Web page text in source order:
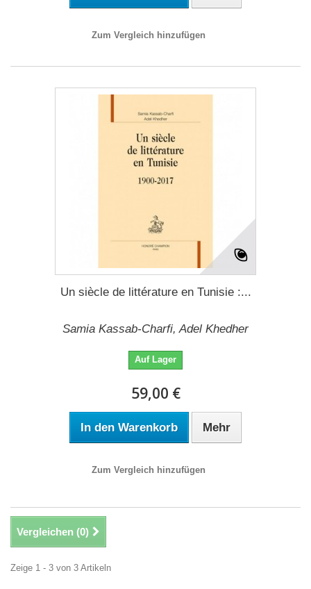
Zum Vergleich hinzufügen
Un siècle de littérature en Tunisie :...
Samia Kassab-Charfi, Adel Khedher
Auf Lager
59,00 €
In den Warenkorb Mehr
Zum Vergleich hinzufügen
Vergleichen (0)
Zeige 1 - 3 von 3 Artikeln